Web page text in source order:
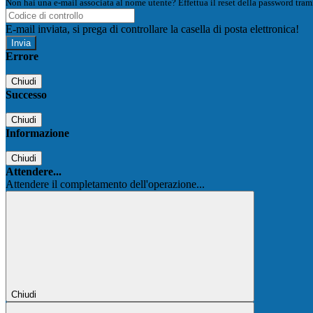
Non hai una e-mail associata al nome utente? Effettua il reset della password
E-mail inviata, si prega di controllare la casella di posta elettronica!
Errore
Chiudi
Successo
Chiudi
Informazione
Chiudi
Attendere...
Attendere il completamento dell'operazione...
Chiudi